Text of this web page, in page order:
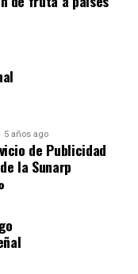
ya enfrentan
Para la firma,
para
de las
5 años ago
de Publicidad
la Sunarp